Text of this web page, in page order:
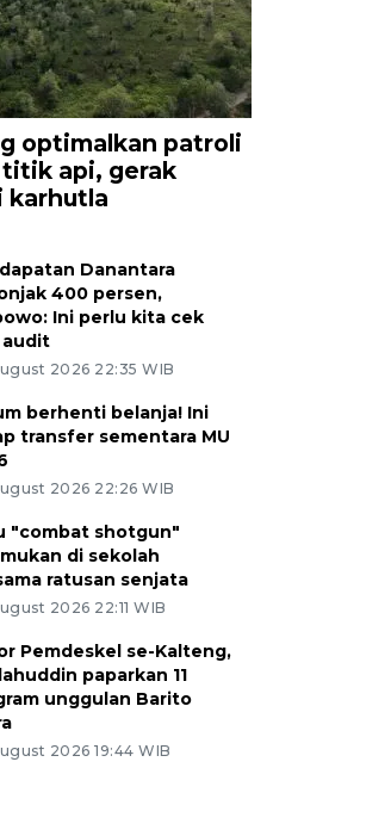
optimalkan patroli
api, gerak
karhutla
Danantara
400 persen,
Ini perlu kita cek
audit
2026 22:35 WIB
berhenti belanja! Ini
transfer sementara MU
2026 22:26 WIB
"combat shotgun"
di sekolah
ratusan senjata
2026 22:11 WIB
Pemdeskel se-Kalteng,
paparkan 11
unggulan Barito
2026 19:44 WIB